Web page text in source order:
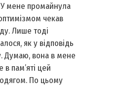
У мене промайнула
чекав
Лише тоді
як у відповідь
Думаю, вона в мене
пам’яті цей
одягом. По цьому